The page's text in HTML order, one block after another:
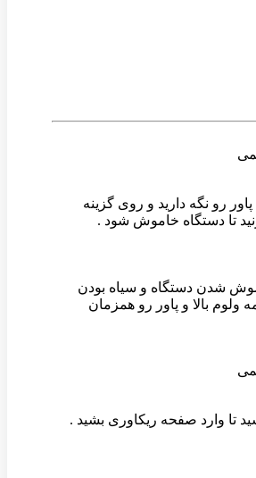
پاور رو نگه دارید و روی گزینه
شدن دستگاه و سیاه بودن
ولوم بالا و پاور رو همزمان